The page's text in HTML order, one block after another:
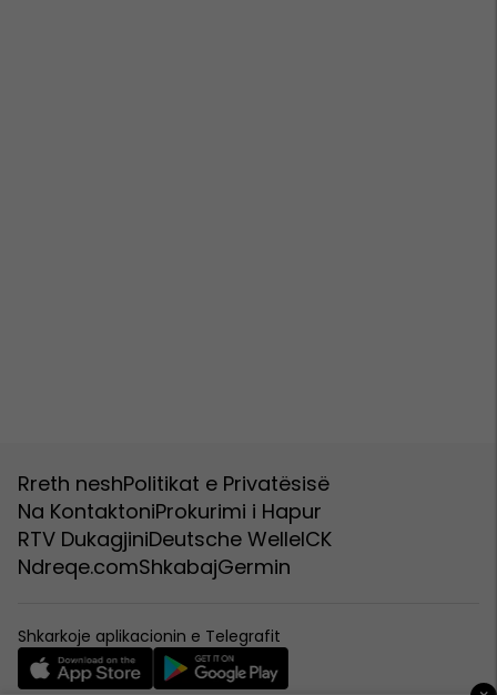
Rreth neshPolitikat e Privatësisë
Na KontaktoniProkurimi i Hapur
RTV DukagjiniDeutsche WelleICK
Ndreqe.comShkabajGermin
Shkarkoje aplikacionin e Telegrafit